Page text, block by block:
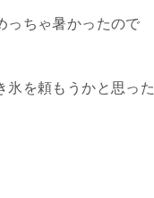
っちゃ暑かったので
氷を頼もうかと思っ